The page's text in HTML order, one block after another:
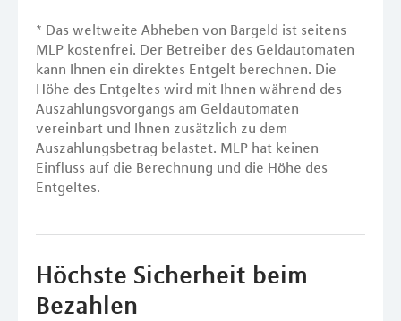
* Das weltweite Abheben von Bargeld ist seitens
MLP kostenfrei. Der Betreiber des Geldautomaten
kann Ihnen ein direktes Entgelt berechnen. Die
Höhe des Entgeltes wird mit Ihnen während des
Auszahlungsvorgangs am Geldautomaten
vereinbart und Ihnen zusätzlich zu dem
Auszahlungsbetrag belastet. MLP hat keinen
Einfluss auf die Berechnung und die Höhe des
Entgeltes.
Höchste Sicherheit beim
Bezahlen